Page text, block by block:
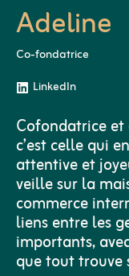
Adeline
Co-fondatrice
LinkedIn
Cofondatrice
c’est celle qui
attentive et
veille sur la
commerce
liens entre les
importants,
que tout